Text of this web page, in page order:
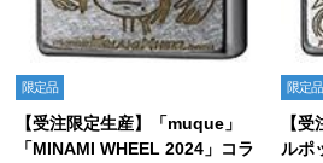
限定品
【受注限定生産】「muque」
「MINAMI WHEEL 2024」コラ
限定品
【
ルポ